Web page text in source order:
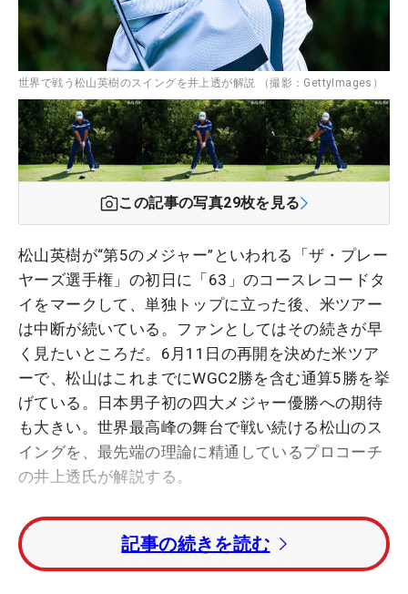
世界で戦う松山英樹のスイングを井上透が解説 （撮影：GettyImages）
この記事の写真29枚を見る
松山英樹が“第5のメジャー”といわれる「ザ・プレー
ヤーズ選手権」の初日に「63」のコースレコードタ
イをマークして、単独トップに立った後、米ツアー
は中断が続いている。ファンとしてはその続きが早
く見たいところだ。6月11日の再開を決めた米ツア
ーで、松山はこれまでにWGC2勝を含む通算5勝を挙
げている。日本男子初の四大メジャー優勝への期待
も大きい。世界最高峰の舞台で戦い続ける松山のス
イングを、最先端の理論に精通しているプロコーチ
の井上透氏が解説する。
「ザ・プレーヤーズ選手権」で撮影した最新の松山
英樹のスイングを連続写真でチェック
記事の続きを読む